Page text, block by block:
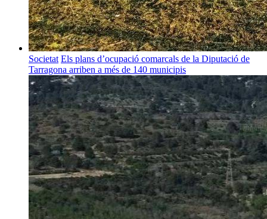
Societat Els plans d’ocupació comarcals de la Diputació de
Tarragona arriben a més de 140 municipis